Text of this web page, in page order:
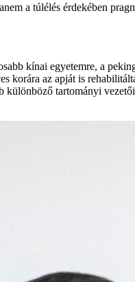
a túlélés érdekében
kínai egyetemre, a
korára az apját is
különböző tartományi